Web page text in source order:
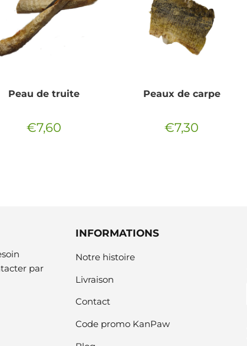
Peau de truite
Prix
€7,60
Peaux de carpe
Prix
€7,30
par
INFORMATIONS
Notre histoire
Livraison
Contact
Code promo KanPaw